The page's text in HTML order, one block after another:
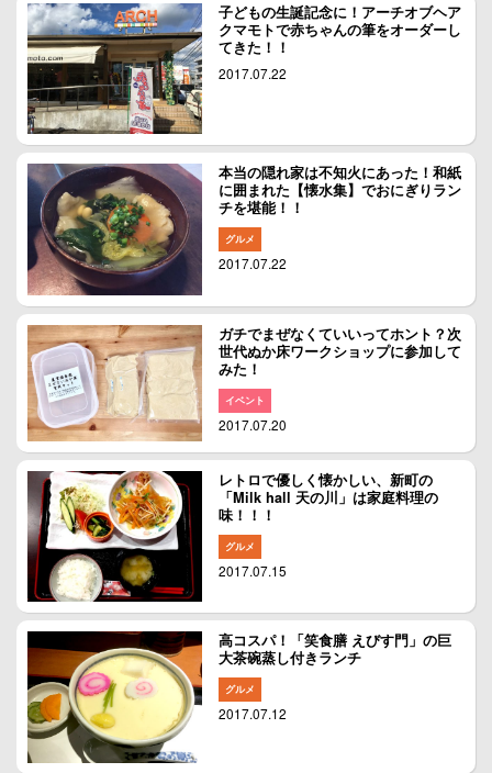
子どもの生誕記念に！アーチオブヘア
クマモトで赤ちゃんの筆をオーダーし
てきた！！
2017.07.22
本当の隠れ家は不知火にあった！和紙
に囲まれた【懐水集】でおにぎりラン
チを堪能！！
グルメ
2017.07.22
ガチでまぜなくていいってホント？次
世代ぬか床ワークショップに参加して
みた！
イベント
2017.07.20
レトロで優しく懐かしい、新町の
「Milk hall 天の川」は家庭料理の
味！！！
グルメ
2017.07.15
高コスパ！「笑食膳 えびす門」の巨
大茶碗蒸し付きランチ
グルメ
2017.07.12